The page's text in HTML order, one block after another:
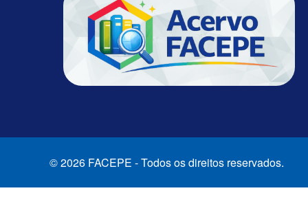
© 2026 FACEPE - Todos os direitos reservados.